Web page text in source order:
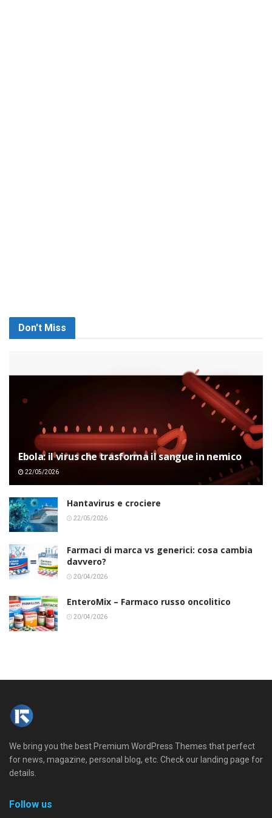
Don't Miss
Ebola: il virus che trasforma il sangue in nemico
22/05/2026
Hantavirus e crociere
22/05/2026
Farmaci di marca vs generici: cosa cambia
davvero?
20/04/2026
EnteroMix – Farmaco russo oncolitico
20/04/2026
We bring you the best Premium WordPress Themes that perfect
for news, magazine, personal blog, etc. Check our landing page for
details.
Follow us